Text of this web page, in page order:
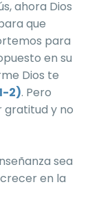
ahora Dios
que
para
en su
Dios te
2). Pero
gratitud y no
sea
en la